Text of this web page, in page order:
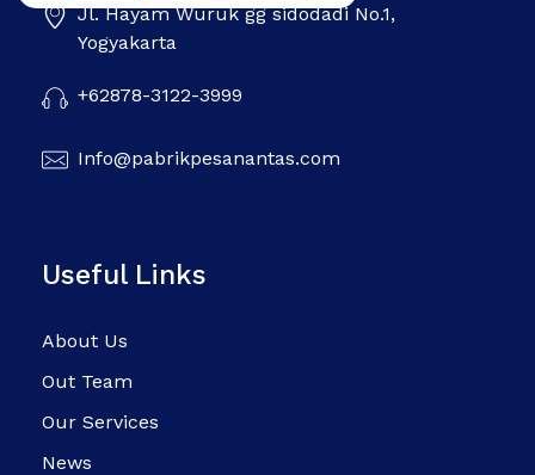
Pabrik Pesanan Tas Jl. Hayam Wuruk gg sidodadi No.1,
Yogyakarta
+62878-3122-3999
Info@pabrikpesanantas.com
Useful Links
About Us
Out Team
Our Services
News